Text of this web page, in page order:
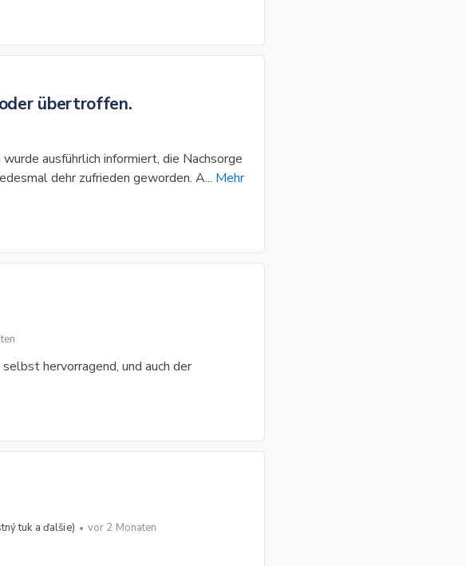
übertroffen.
ausführlich informiert, die Nachsorge
dehr zufrieden geworden. A... Mehr
hervorragend, und auch der
tuk a ďalšie) vor 2 Monaten